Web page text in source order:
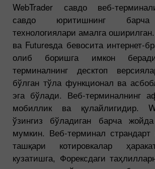
WebTrader савдо веб-
савдо юритишнинг барча
технологиялари амалга
ва Futuresда бевосита интернет-
олиб боришга имкон
терминалнинг десктоп
бўлган тўла функционал ва
эга бўлади. Веб-терминалнинг
мобиллик ва қулайлигидир.
ўзингиз бўладиган барча
мумкин. Веб-терминал страндарт
ташқари котировкалар
кузатишга, Форексдаги